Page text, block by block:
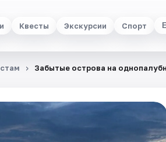
Квесты Экскурсии Спорт
Забытые острова на